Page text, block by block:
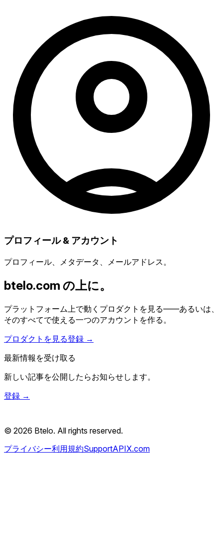
プロフィール & アカウント
プロフィール、メタデータ、メールアドレス。
btelo.com の上に。
プラットフォーム上で動くプロダクトを見る——あるいは、
そのすべてで使える一つのアカウントを作る。
プロダクトを見る登録 →
最新情報を受け取る
新しい記事を公開したらお知らせします。
登録 →
© 2026 Btelo. All rights reserved.
プライバシー利用規約SupportAPIX.com